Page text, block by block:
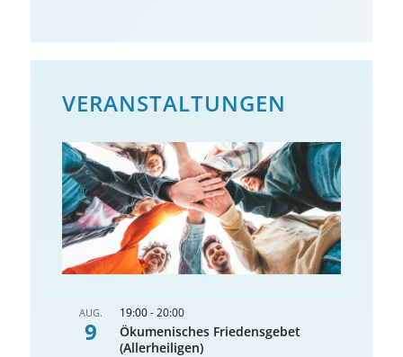
VERANSTALTUNGEN
AUG.
9
19:00-20:00
Ökumenisches Friedensgebet
(Allerheiligen)